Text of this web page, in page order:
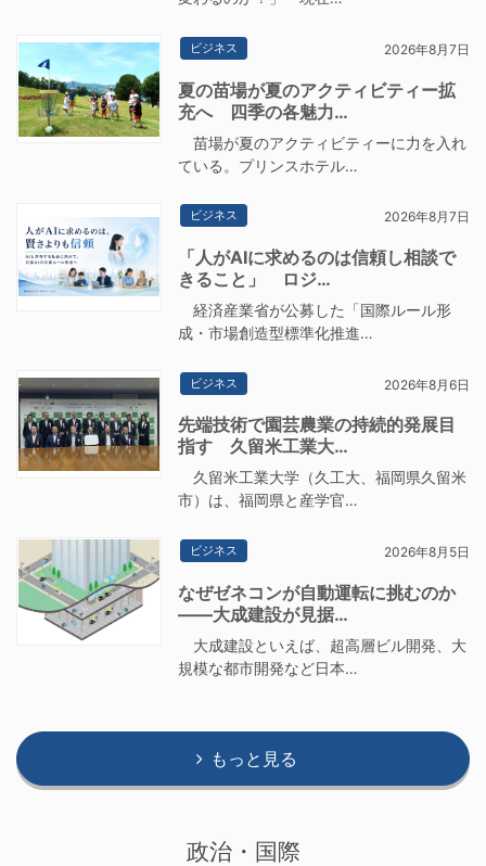
ビジネス 2026年8月7日
夏の苗場が夏のアクティビティー拡
充へ 四季の各魅力…
苗場が夏のアクティビティーに力を入れ
ている。プリンスホテル…
ビジネス 2026年8月7日
「人がAIに求めるのは信頼し相談で
きること」 ロジ…
経済産業省が公募した「国際ルール形
成・市場創造型標準化推進…
ビジネス 2026年8月6日
先端技術で園芸農業の持続的発展目
指す 久留米工業大…
久留米工業大学（久工大、福岡県久留米
市）は、福岡県と産学官…
ビジネス 2026年8月5日
なぜゼネコンが自動運転に挑むのか
――大成建設が見据…
大成建設といえば、超高層ビル開発、大
規模な都市開発など日本…
もっと見る
政治・国際